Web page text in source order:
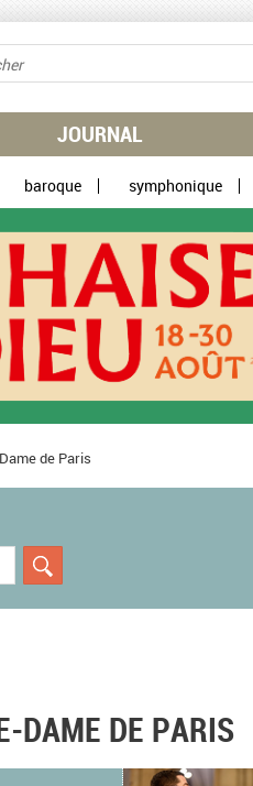
JOURNAL
baroque symphonique
de Paris
DAME DE PARIS